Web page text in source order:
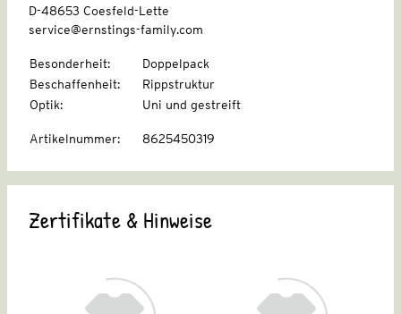
D-48653 Coesfeld-Lette
service@ernstings-family.com
Besonderheit:
Doppelpack
Beschaffenheit:
Rippstruktur
Optik: Uni und gestreift
Artikelnummer: 8625450319
Zertifikate & Hinweise